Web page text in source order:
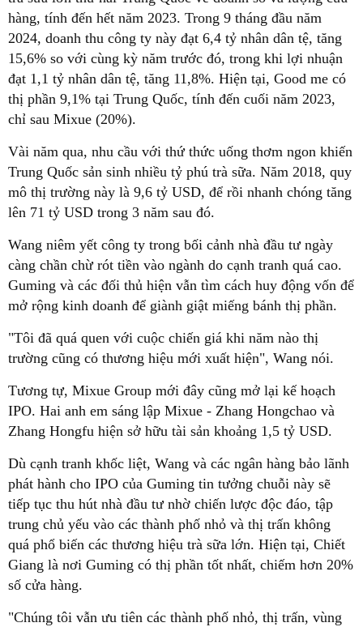
hàng, tính đến hết năm 2023. Trong 9 tháng đầu năm
2024, doanh thu công ty này đạt 6,4 tỷ nhân dân tệ, tăng
15,6% so với cùng kỳ năm trước đó, trong khi lợi nhuận
đạt 1,1 tỷ nhân dân tệ, tăng 11,8%. Hiện tại, Good me có
thị phần 9,1% tại Trung Quốc, tính đến cuối năm 2023,
chỉ sau Mixue (20%).
Vài năm qua, nhu cầu với thứ thức uống thơm ngon khiến
Trung Quốc sản sinh nhiều tỷ phú trà sữa. Năm 2018, quy
mô thị trường này là 9,6 tỷ USD, để rồi nhanh chóng tăng
lên 71 tỷ USD trong 3 năm sau đó.
Wang niêm yết công ty trong bối cảnh nhà đầu tư ngày
càng chần chừ rót tiền vào ngành do cạnh tranh quá cao.
Guming và các đối thủ hiện vẫn tìm cách huy động vốn để
mở rộng kinh doanh để giành giật miếng bánh thị phần.
"Tôi đã quá quen với cuộc chiến giá khi năm nào thị
trường cũng có thương hiệu mới xuất hiện", Wang nói.
Tương tự, Mixue Group mới đây cũng mở lại kế hoạch
IPO. Hai anh em sáng lập Mixue - Zhang Hongchao và
Zhang Hongfu hiện sở hữu tài sản khoảng 1,5 tỷ USD.
Dù cạnh tranh khốc liệt, Wang và các ngân hàng bảo lãnh
phát hành cho IPO của Guming tin tưởng chuỗi này sẽ
tiếp tục thu hút nhà đầu tư nhờ chiến lược độc đáo, tập
trung chủ yếu vào các thành phố nhỏ và thị trấn không
quá phổ biến các thương hiệu trà sữa lớn. Hiện tại, Chiết
Giang là nơi Guming có thị phần tốt nhất, chiếm hơn 20%
số cửa hàng.
"Chúng tôi vẫn ưu tiên các thành phố nhỏ, thị trấn, vùng